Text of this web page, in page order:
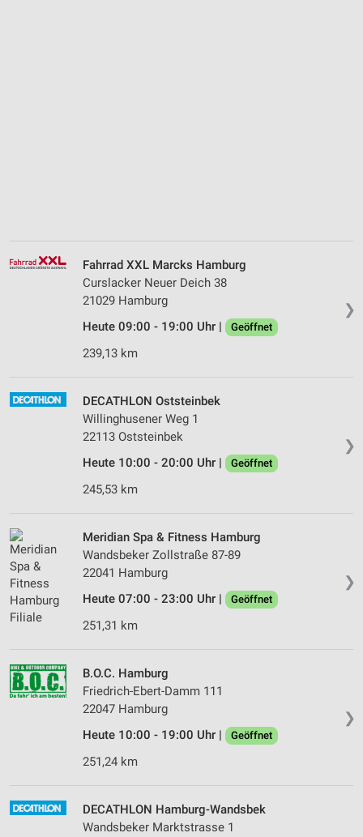
❯
Fahrrad XXL Marcks Hamburg
Curslacker Neuer Deich 38
21029 Hamburg
Heute 09:00 - 19:00 Uhr |
Geöffnet
239,13 km
❯
DECATHLON Oststeinbek
Willinghusener Weg 1
22113 Oststeinbek
Heute 10:00 - 20:00 Uhr |
Geöffnet
245,53 km
❯
Meridian Spa & Fitness Hamburg
Wandsbeker Zollstraße 87-89
22041 Hamburg
Heute 07:00 - 23:00 Uhr |
Geöffnet
251,31 km
❯
B.O.C. Hamburg
Friedrich-Ebert-Damm 111
22047 Hamburg
Heute 10:00 - 19:00 Uhr |
Geöffnet
251,24 km
DECATHLON Hamburg-Wandsbek
Wandsbeker Marktstrasse 1